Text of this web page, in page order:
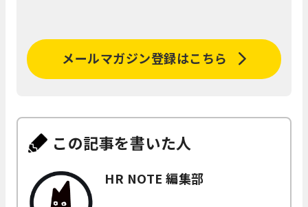
メールマガジン登録はこちら
この記事を書いた人
HR NOTE 編集部